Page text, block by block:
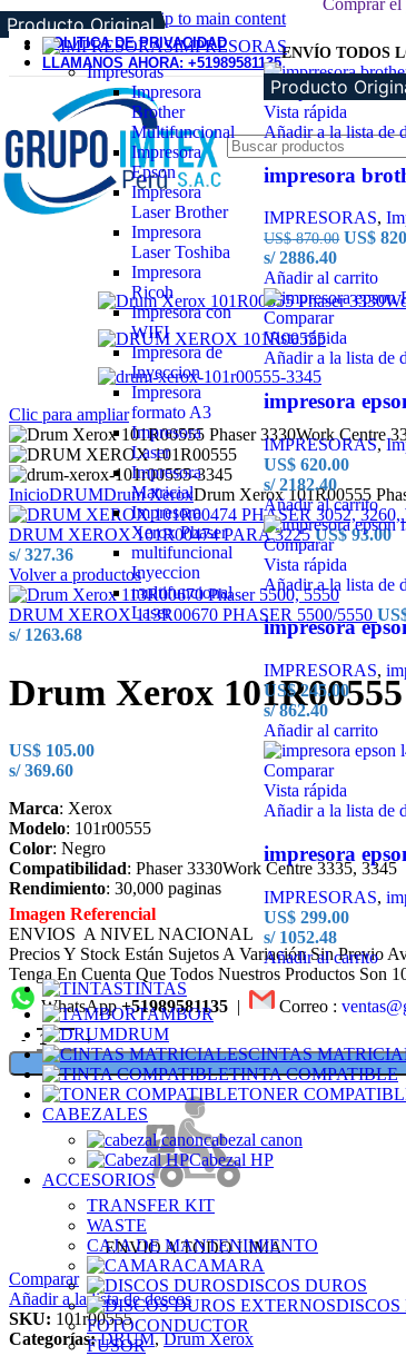
Skip to navigationSkip to main content
POLITICA DE PRIVACIDAD
LLAMANOS AHORA: +51989581135
ENVÍO TODOS
IMPRESORAS
Impresoras
Impresora
Brother
Multifuncional
Impresora
Epson
Impresora
Laser Brother
Impresora
Laser Toshiba
Impresora
Ricoh
Impresora con
WIFI
Impresora de
Inyeccion
Impresora
formato A3
Impresora
Laser
Impresora
Matricial
Impresora
Xerox Phaser
multifuncional
Inyeccion
multifuncional
Laser
En Oferta
Comparar
Vista rápida
Añadir a la lista de
impresora
IMPRESORAS,
US$870.00 US$
s/ 2886.40
Añadir al carrito
Producto
Comparar
Vista rápida
Añadir a la lista de
impresora
IMPRESORAS,
US$ 620.00
s/ 2182.40
Añadir al carrito
Producto
Comparar
Vista rápida
Añadir a la lista de
impresora
IMPRESORAS,
US$245.00
s/ 862.40
Añadir al carrito
Producto
Comparar
Vista rápida
Añadir a la lista de
impresora
IMPRESORAS,
US$ 299.00
s/ 1052.48
Añadir al carrito
TINTAS
TAMBOR
DRUM
CINTAS
TINTA COMPATIBLE
TONER
CABEZALES
cabezal canon
Cabezal HP
ACCESORIOS
TRANSFER KIT
WASTE
CAJA DE MANTENIMIENTO
CAMARA
DISCOS DUROS
DISCOS
FOTOCONDUCTOR
FUSOR
Producto Original
Clic para ampliar
InicioDRUMDrum XeroxDrum Xerox 101R00555
DRUM XEROX 101R00474 PARA 3225US$93.00
s/ 327.36
Volver a productos
DRUM XEROX 113R00670 PHASER 5500/5550
s/ 1263.68
Drum Xerox
US$ 105.00
s/ 369.60
Marca: Xerox
Modelo: 101r00555
Color: Negro
Compatibilidad: Phaser 3330Work Centre 3335, 3345
Rendimiento: 30,000 paginas
Imagen Referencial
ENVIOS A NIVEL NACIONAL
Precios Y Stock Están Sujetos A Variación Sin Previo
Tenga En Cuenta Que Todos Nuestros Productos Son
WhatsApp+51989581135 | Correo :
ENVIO A TODO LIMA
Comparar
Añadir a la lista de deseos
SKU: 101r00555
Categorías: DRUM, Drum Xerox